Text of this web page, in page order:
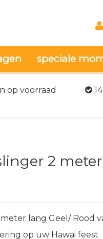
speciale
op voorraad
2 meter
lang Geel/ Rood
op uw Hawai feest.